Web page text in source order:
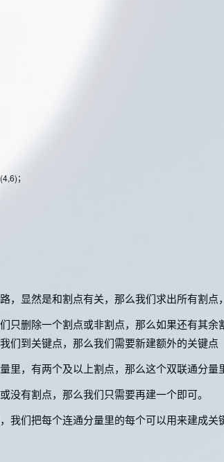
；
，显然是和割点有关，那么我们求出所有割点
只删除一个割点或非割点，那么如果还有其
们到关键点，那么我们需要新建额外的关键点
里，有两个及以上割点，那么这个双联通分量
没有割点，那么我们只需要再建一个即可。
我们把每个连通分量里的每个可以用来建成